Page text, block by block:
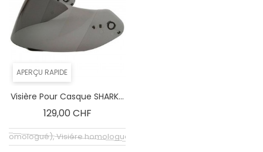
APERÇU RAPIDE
Visière Pour Casque SHARK...
129,00 CHFPrix
Visiére homologuée (ECE-2206)